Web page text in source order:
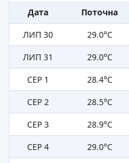
Дата Поточна
ЛИП 30
29.0°C
ЛИП 31
29.0°C
СЕР 1
28.4°C
СЕР 2
28.5°C
СЕР 3
28.9°C
СЕР 4
29.0°C